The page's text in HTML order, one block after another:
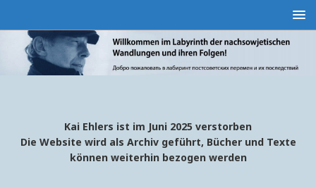
Kai Ehlers ist im Juni 2025 verstorben
Die Website wird als Archiv geführt, Bücher und Texte
können weiterhin bezogen werden